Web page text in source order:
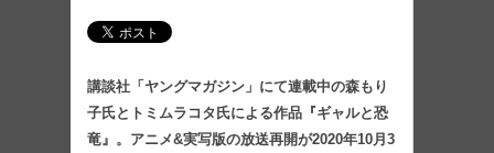
講談社「ヤングマガジン」にて連載中の森もり
子氏とトミムラコタ氏による作品『ギャルと恐
竜』。アニメ&実写版の放送再開が2020年10月3